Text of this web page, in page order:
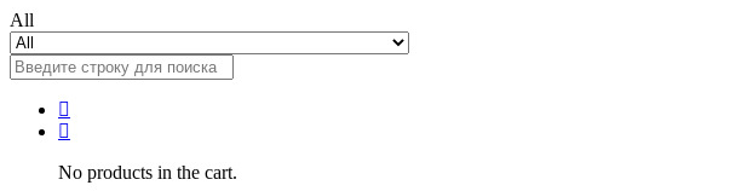
All
No products in the cart.